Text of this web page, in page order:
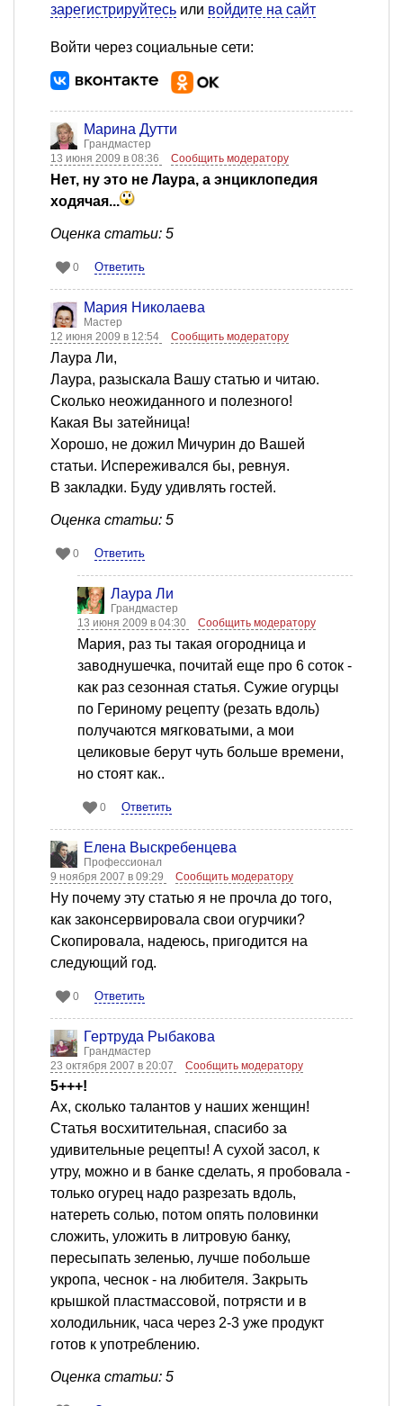
зарегистрируйтесь или войдите на сайт
Войти через социальные сети:
Марина Дутти
Грандмастер
13 июня 2009 в 08:36
Сообщить модератору
Нет, ну это не Лаура, а энциклопедия
ходячая...
Оценка статьи: 5
0 Ответить
Мария Николаева
Мастер
12 июня 2009 в 12:54
Сообщить модератору
Лаура Ли,
Лаура, разыскала Вашу статью и читаю.
Сколько неожиданного и полезного!
Какая Вы затейница!
Хорошо, не дожил Мичурин до Вашей
статьи. Испереживался бы, ревнуя.
В закладки. Буду удивлять гостей.
Оценка статьи: 5
0 Ответить
Лаура Ли
Грандмастер
13 июня 2009 в 04:30
Сообщить модератору
Мария, раз ты такая огородница и
заводнушечка, почитай еще про 6 соток -
как раз сезонная статья. Сужие огурцы
по Гериному рецепту (резать вдоль)
получаются мягковатыми, а мои
целиковые берут чуть больше времени,
но стоят как..
0 Ответить
Елена Выскребенцева
Профессионал
9 ноября 2007 в 09:29
Сообщить модератору
Ну почему эту статью я не прочла до того,
как законсервировала свои огурчики?
Скопировала, надеюсь, пригодится на
следующий год.
0 Ответить
Гертруда Рыбакова
Грандмастер
23 октября 2007 в 20:07
Сообщить модератору
5+++!
Ах, сколько талантов у наших женщин!
Статья восхитительная, спасибо за
удивительные рецепты! А сухой засол, к
утру, можно и в банке сделать, я пробовала -
только огурец надо разрезать вдоль,
натереть солью, потом опять половинки
сложить, уложить в литровую банку,
пересыпать зеленью, лучше побольше
укропа, чеснок - на любителя. Закрыть
крышкой пластмассовой, потрясти и в
холодильник, часа через 2-3 уже продукт
готов к употреблению.
Оценка статьи: 5